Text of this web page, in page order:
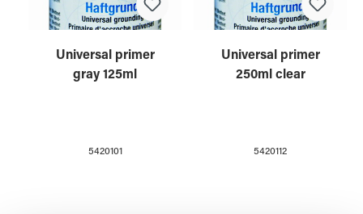
Universal primer
gray 125ml
5420101
Universal primer
250ml clear
5420112